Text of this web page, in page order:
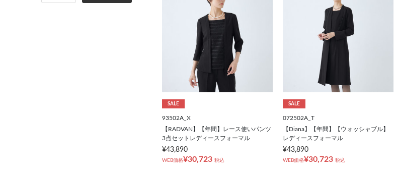
SALE
93502A_X
【RADVAN】【年間】レース使いパンツ
3点セットレディースフォーマル
¥43,890
WEB価格¥30,723 税込
SALE
072502A_T
【Diana】【年間】【ウォッシャブル】
レディースフォーマル
¥43,890
WEB価格¥30,723 税込